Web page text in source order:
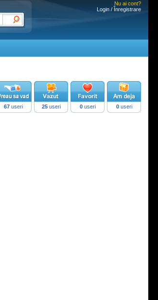
Nu ai cont?
Login / Înregistrare
67 useri 25useri 0useri 0useri